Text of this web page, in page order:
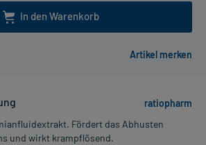
In den Warenkorb
ratiopharm
Fördert das Abhusten
und wirkt krampflösend.